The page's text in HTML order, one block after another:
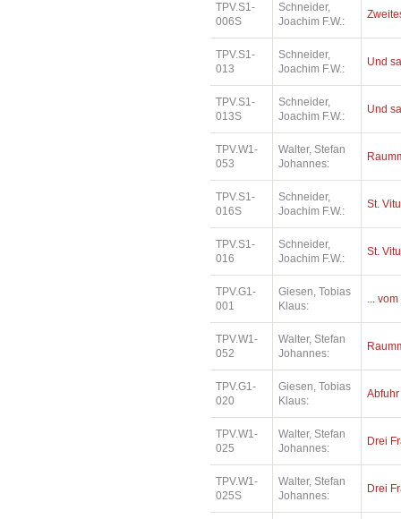
TPV.S1-
006S
Schneider,
Joachim F.W.:
TPV.S1-
013
Schneider,
Joachim F.W.:
Und
TPV.S1-
013S
Schneider,
Joachim F.W.:
Und
TPV.W1-
053
Walter, Stefan
Johannes:
TPV.S1-
016S
Schneider,
Joachim F.W.:
St.
TPV.S1-
016
Schneider,
Joachim F.W.:
St.
TPV.G1-
001
Giesen, Tobias
Klaus:
...
TPV.W1-
052
Walter, Stefan
Johannes:
TPV.G1-
020
Giesen, Tobias
Klaus:
Abfuhr
TPV.W1-
025
Walter, Stefan
Johannes:
Drei
TPV.W1-
025S
Walter, Stefan
Johannes:
Drei